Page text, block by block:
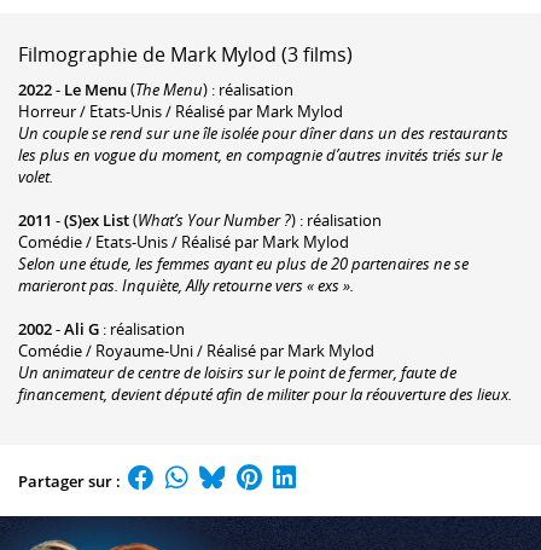
Filmographie de Mark Mylod (3 films)
2022- Le Menu(The Menu) : réalisation
Horreur / Etats-Unis / Réalisé par Mark Mylod
Un couple se rend sur une île isolée pour dîner dans un des restaurants
les plus en vogue du moment, en compagnie d’autres invités triés sur le
volet.
2011 -(S)ex List(What’s Your Number ?) : réalisation
Comédie / Etats-Unis / Réalisé par Mark Mylod
Selon une étude, les femmes ayant eu plus de 20 partenaires ne se
marieront pas. Inquiète, Ally retourne vers « exs ».
2002-Ali G : réalisation
Comédie / Royaume-Uni / Réalisé par Mark Mylod
Un animateur de centre de loisirs sur le point de fermer, faute de
financement, devient député afin de militer pour la réouverture des lieux.
Partager sur :